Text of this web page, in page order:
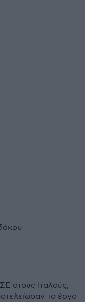
στους Ιταλούς,
το έργο